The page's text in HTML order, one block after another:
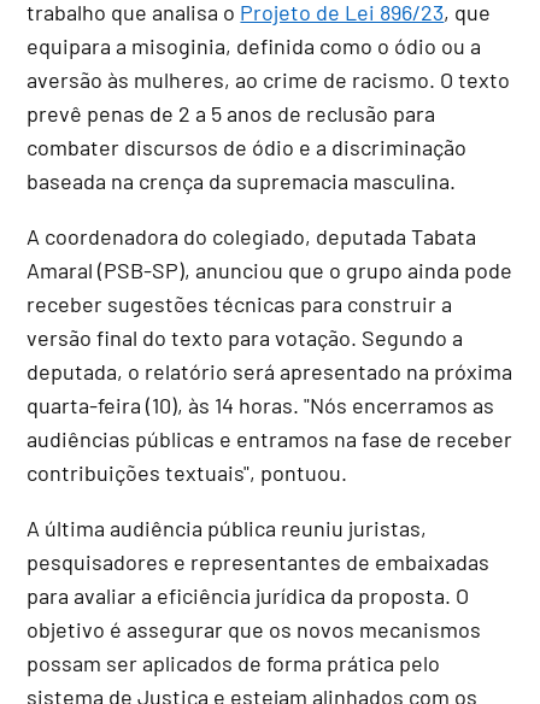
trabalho que analisa o Projeto de Lei 896/23, que
equipara a misoginia, definida como o ódio ou a
aversão às mulheres, ao crime de racismo. O texto
prevê penas de 2 a 5 anos de reclusão para
combater discursos de ódio e a discriminação
baseada na crença da supremacia masculina.
A coordenadora do colegiado, deputada Tabata
Amaral (PSB-SP), anunciou que o grupo ainda pode
receber sugestões técnicas para construir a
versão final do texto para votação. Segundo a
deputada, o relatório será apresentado na próxima
quarta-feira (10), às 14 horas. "Nós encerramos as
audiências públicas e entramos na fase de receber
contribuições textuais", pontuou.
A última audiência pública reuniu juristas,
pesquisadores e representantes de embaixadas
para avaliar a eficiência jurídica da proposta. O
objetivo é assegurar que os novos mecanismos
possam ser aplicados de forma prática pelo
sistema de Justiça e estejam alinhados com os